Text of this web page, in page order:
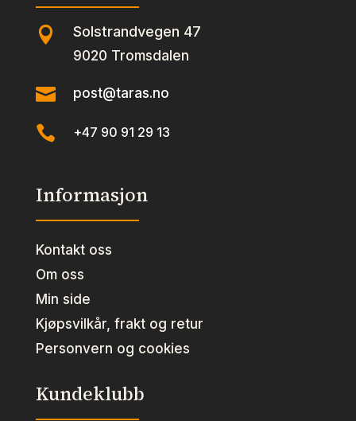
 Solstrandvegen 47
9020 Tromsdalen
 post@taras.no
 +47 90 91 29 13
Informasjon
Kontakt oss
Om oss
Min side
Kjøpsvilkår, frakt og retur
Personvern og cookies
Kundeklubb